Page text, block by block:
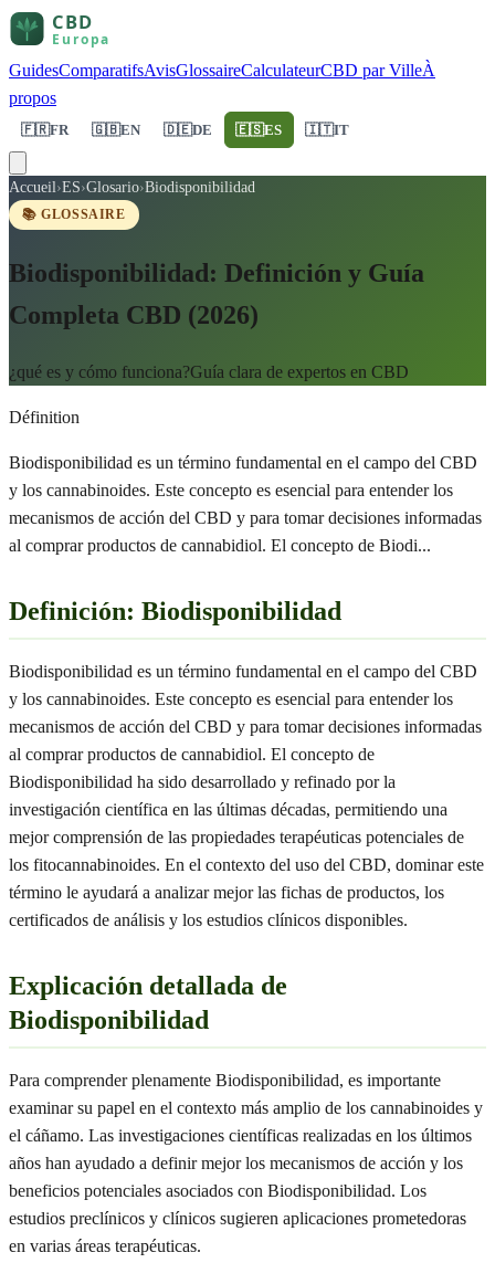
GuidesComparatifsAvisGlossaireCalculateurCBD par VilleÀ
propos
🇫🇷FR 🇬🇧EN 🇩🇪DE 🇪🇸ES 🇮🇹IT
Accueil›ES›Glosario›Biodisponibilidad
📚 GLOSSAIRE
Biodisponibilidad: Definición y Guía
Completa CBD (2026)
¿qué es y cómo funciona?Guía clara de expertos en CBD
Définition
Biodisponibilidad es un término fundamental en el campo del CBD
y los cannabinoides. Este concepto es esencial para entender los
mecanismos de acción del CBD y para tomar decisiones informadas
al comprar productos de cannabidiol. El concepto de Biodi...
Definición: Biodisponibilidad
Biodisponibilidad es un término fundamental en el campo del CBD
y los cannabinoides. Este concepto es esencial para entender los
mecanismos de acción del CBD y para tomar decisiones informadas
al comprar productos de cannabidiol. El concepto de
Biodisponibilidad ha sido desarrollado y refinado por la
investigación científica en las últimas décadas, permitiendo una
mejor comprensión de las propiedades terapéuticas potenciales de
los fitocannabinoides. En el contexto del uso del CBD, dominar este
término le ayudará a analizar mejor las fichas de productos, los
certificados de análisis y los estudios clínicos disponibles.
Explicación detallada de
Biodisponibilidad
Para comprender plenamente Biodisponibilidad, es importante
examinar su papel en el contexto más amplio de los cannabinoides y
el cáñamo. Las investigaciones científicas realizadas en los últimos
años han ayudado a definir mejor los mecanismos de acción y los
beneficios potenciales asociados con Biodisponibilidad. Los
estudios preclínicos y clínicos sugieren aplicaciones prometedoras
en varias áreas terapéuticas.